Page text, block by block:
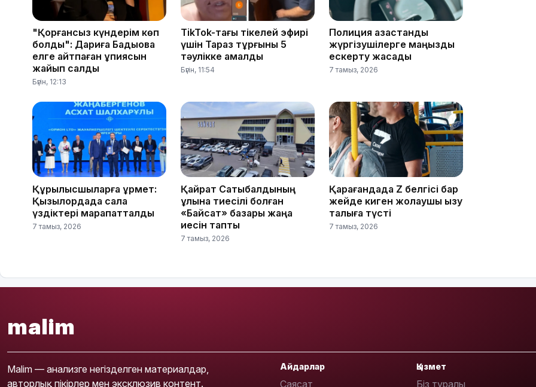
"Қорғансыз күндерім көп
болды": Дариға Бадықова
елге айтпаған құпиясын
жайып салды
Бүгін, 12:13
TikTok-тағы тікелей эфирі
үшін Тараз тұрғыны 5
тәулікке қамалды
Бүгін, 11:54
Полиция қазақстандық
жүргізушілерге маңызды
ескерту жасады
7 тамыз, 2026
Құрылысшыларға құрмет:
Қызылордада сала
үздіктері марапатталды
7 тамыз, 2026
Қайрат Сатыбалдының
ұлына тиесілі болған
«Байсат» базары жаңа
иесін тапты
7 тамыз, 2026
Қарағандада Z белгісі бар
жейде киген жолаушы қызу
талқыға түсті
7 тамыз, 2026
malim
Malim — анализге негізделген материалдар,
авторлық пікірлер мен эксклюзив контент.
Айдарлар
Саясат
Қызмет
Біз туралы